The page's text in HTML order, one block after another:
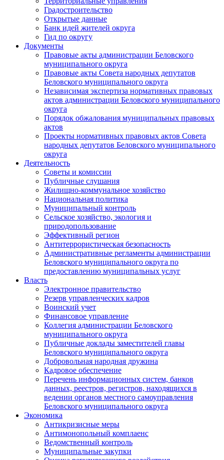
Градостроительство
Открытые данные
Банк идей жителей округа
Гид по округу
Документы
Правовые акты администрации Беловского
муниципального округа
Правовые акты Совета народных депутатов
Беловского муниципального округа
Независимая экспертиза нормативных правовых
актов администрации Беловского муниципального
округа
Порядок обжалования муниципальных правовых
актов
Проекты нормативных правовых актов Совета
народных депутатов Беловского муниципального
округа
Деятельность
Советы и комиссии
Публичные слушания
Жилищно-коммунальное хозяйство
Национальная политика
Муниципальный контроль
Сельское хозяйство, экология и
природопользование
Эффективный регион
Антитеррористическая безопасность
Административные регламенты администрации
Беловского муниципального округа по
предоставлению муниципальных услуг
Власть
Электронное правительство
Резерв управленческих кадров
Воинский учет
Финансовое управление
Коллегия администрации Беловского
муниципального округа
Публичные доклады заместителей главы
Беловского муниципального округа
Добровольная народная дружина
Кадровое обеспечение
Перечень информационных систем, банков
данных, реестров, регистров, находящихся в
ведении органов местного самоуправления
Беловского муниципального округа
Экономика
Антикризисные меры
Антимонопольный комплаенс
Ведомственный контроль
Муниципальные закупки